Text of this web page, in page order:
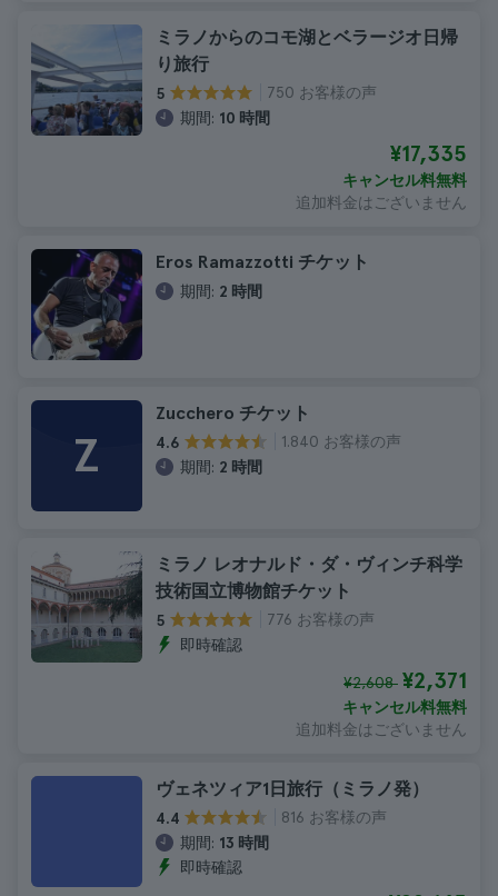
ミラノからのコモ湖とベラージオ日帰
り旅行
5
750 お客様の声
期間: 10 時間
¥17,335
キャンセル料無料
追加料金はございません
Eros Ramazzotti チケット
期間: 2 時間
Z
Zucchero チケット
4.6
1.840 お客様の声
期間: 2 時間
ミラノ レオナルド・ダ・ヴィンチ科学
技術国立博物館チケット
5
776 お客様の声
即時確認
¥2,608 ¥2,371
キャンセル料無料
追加料金はございません
ヴェネツィア1日旅行（ミラノ発）
4.4
816 お客様の声
期間: 13 時間
即時確認